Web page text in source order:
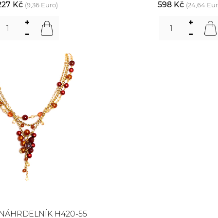
Kč (9,36 Euro) 598 Kč (24,64
H420-55